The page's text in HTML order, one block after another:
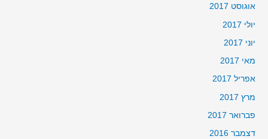
אוגוסט 2017
יולי 2017
יוני 2017
מאי 2017
אפריל 2017
מרץ 2017
פברואר 2017
דצמבר 2016